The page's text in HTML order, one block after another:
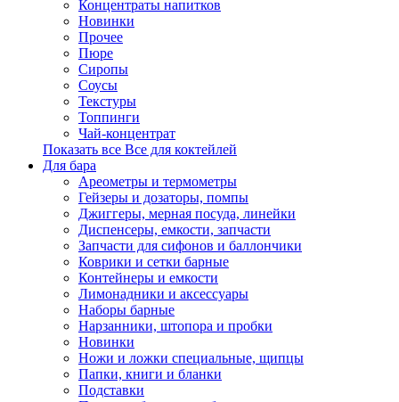
Концентраты напитков
Новинки
Прочее
Пюре
Сиропы
Соусы
Текстуры
Топпинги
Чай-концентрат
Показать все Все для коктейлей
Для бара
Ареометры и термометры
Гейзеры и дозаторы, помпы
Джиггеры, мерная посуда, линейки
Диспенсеры, емкости, запчасти
Запчасти для сифонов и баллончики
Коврики и сетки барные
Контейнеры и емкости
Лимонадники и аксессуары
Наборы барные
Нарзанники, штопора и пробки
Новинки
Ножи и ложки специальные, щипцы
Папки, книги и бланки
Подставки